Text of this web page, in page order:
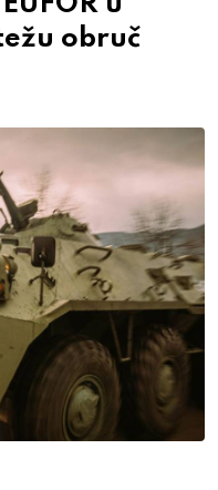
obruč